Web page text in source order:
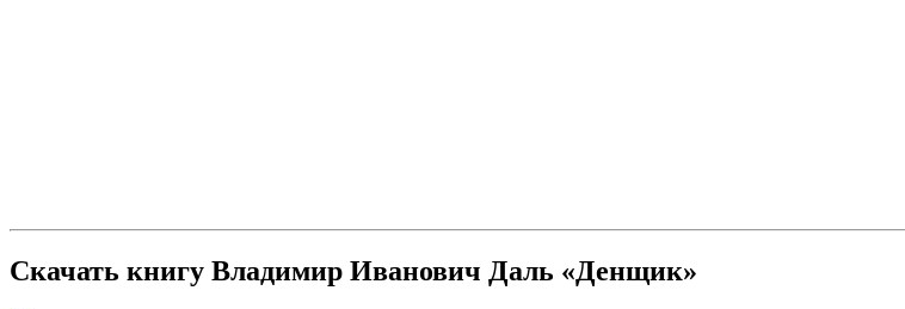
Скачать книгу Владимир Иванович Даль «Денщик»